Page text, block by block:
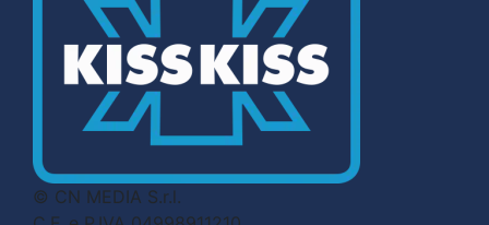
© CN MEDIA S.r.l.